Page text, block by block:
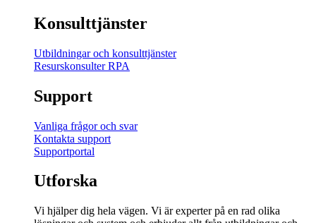
Konsulttjänster
Utbildningar och konsulttjänster
Resurskonsulter RPA
Support
Vanliga frågor och svar
Kontakta support
Supportportal
Utforska
Vi hjälper dig hela vägen. Vi är experter på en rad olika